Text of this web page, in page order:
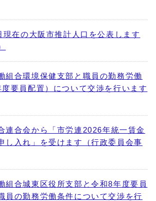
現在の大阪市推計人口を公表します
組合環境保健支部と職員の勤務労働
要員配置）について交渉を行います
連合会から「市労連2026年統一賃金
し入れ」を受けます（行政委員会事
組合城東区役所支部と令和8年度要員
員の勤務労働条件について交渉を行